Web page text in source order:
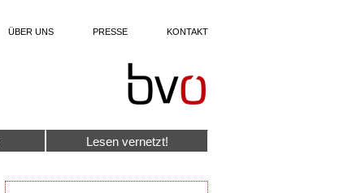
ÜBER UNS PRESSE KONTAKT
Lesen vernetzt!